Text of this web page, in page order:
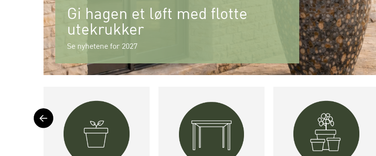
Gi hagen et løft med flotte
utekrukker
Se nyhetene for 2027